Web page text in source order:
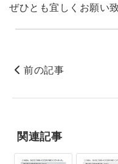
ぜひとも宜しくお願い
前の記事
関連記事